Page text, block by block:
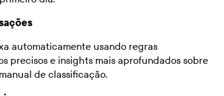
automaticamente usando regras
precisos e insights mais aprofundados sobre
de classificação.